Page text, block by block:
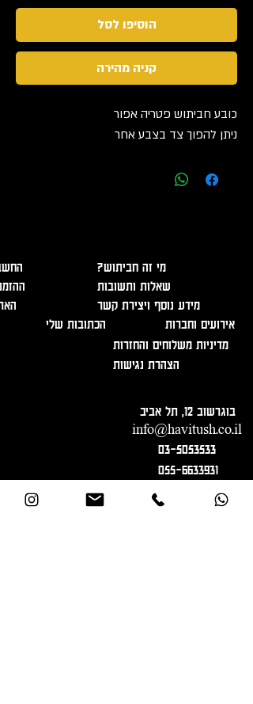
הוסיפו לסל
קניה מהירה
כובע חביתוש פטריה אפור
ניתן להפוך צד בצבע אחר
הכתובות שלי
?מי זה חביתוש
שאלות ותשובות
מידע נוסף ויצירת קשר
אירועים וחברות
מדיניות משלוחים והחזרות
הצהרת נגישות
בוגרשוב 12, תל אביב
info@havitush.co.il
03-5053533
055-6633931